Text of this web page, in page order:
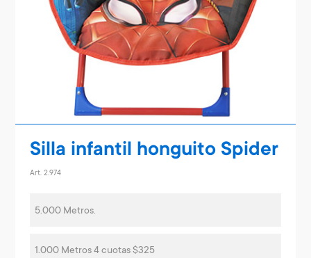
Silla infantil honguito Spider
Art. 2.974
5.000 Metros.
1.000 Metros 4 cuotas $325